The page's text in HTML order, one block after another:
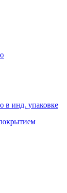
в инд. упаковке